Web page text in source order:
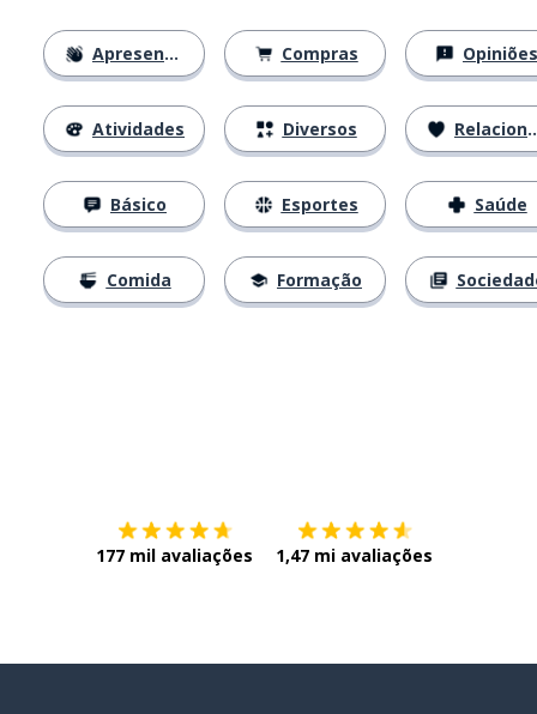
Apresentações
Atividades
Básico
Comida
Compras
Diversos
Esportes
Formação
Opiniões
Relacionamentos
Saúde
177 mil avaliações 1,47 mi avaliações